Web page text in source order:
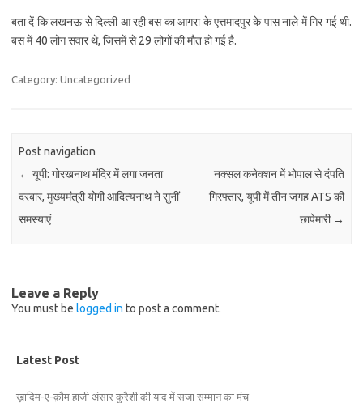
बता दें कि लखनऊ से दिल्ली आ रही बस का आगरा के एत्तमादपुर के पास नाले में गिर गई थी.
बस में 40 लोग सवार थे, जिसमें से 29 लोगों की मौत हो गई है.
Category: Uncategorized
Post navigation
← यूपी: गोरखनाथ मंदिर में लगा जनता
दरबार, मुख्यमंत्री योगी आदित्यनाथ ने सुनीं
समस्याएं
नक्सल कनेक्शन में भोपाल से दंपति
गिरफ्तार, यूपी में तीन जगह ATS की
छापेमारी →
Leave a Reply
You must be logged in to post a comment.
Latest Post
ख़ादिम-ए-क़ौम हाजी अंसार कुरैशी की याद में सजा सम्मान का मंच